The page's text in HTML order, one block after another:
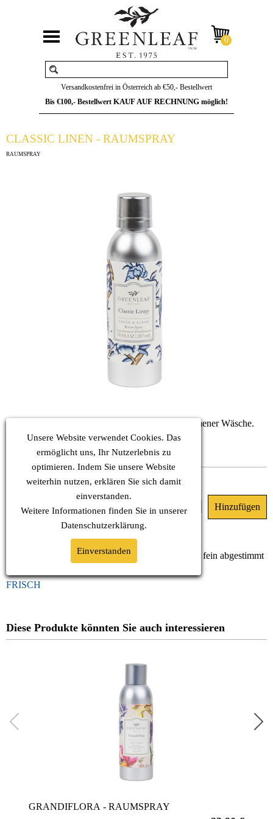
Versandkostenfrei in Österreich ab €50,- Bestellwert
Bis €100,- Bestellwert KAUF AUF RECHNUNG möglich!
CLASSIC LINEN - RAUMSPRAY
RAUMSPRAY
Ein klarer, frischer Wasserduft nach frisch gewaschener Wäsche.
KOPF: Aquatische Noten, Zitrus-Noten
BASIS: balsamische Noten, Sandelholz, Moschus
Sofort verfügbar
23.90 € (MwSt. Inkl.)
Ein Duft wie klare, reine Luft und frisches Wasser, fein abgestimmt
FRISCH
Diese Produkte könnten Sie auch interessieren
GRANDIFLORA - RAUMSPRAY
Unsere Website verwendet Cookies. Das
ermöglicht uns, Ihr Nutzerlebnis zu
optimieren. Indem Sie unsere Website
weiterhin nutzen, erklären Sie sich damit
einverstanden.
Weitere Informationen finden Sie in unserer
Datenschutzerklärung.
Einverstanden